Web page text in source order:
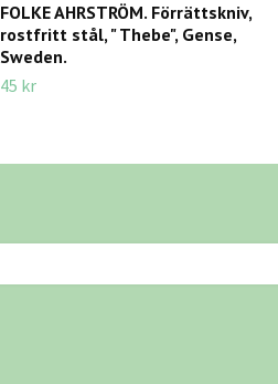
FOLKE AHRSTRÖM. Förrättskniv,
rostfritt stål, " Thebe", Gense,
Sweden.
45 kr